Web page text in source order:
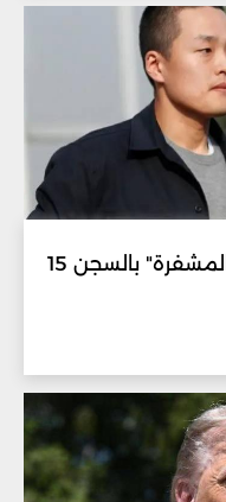
الحكم على "عبقري العملات المشفرة" بالسجن 15